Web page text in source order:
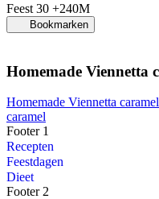
Feest 30 +240M
Bookmarken
Homemade Viennetta
Homemade Viennetta
caramel
Footer 1
Recepten
Feestdagen
Dieet
Footer 2